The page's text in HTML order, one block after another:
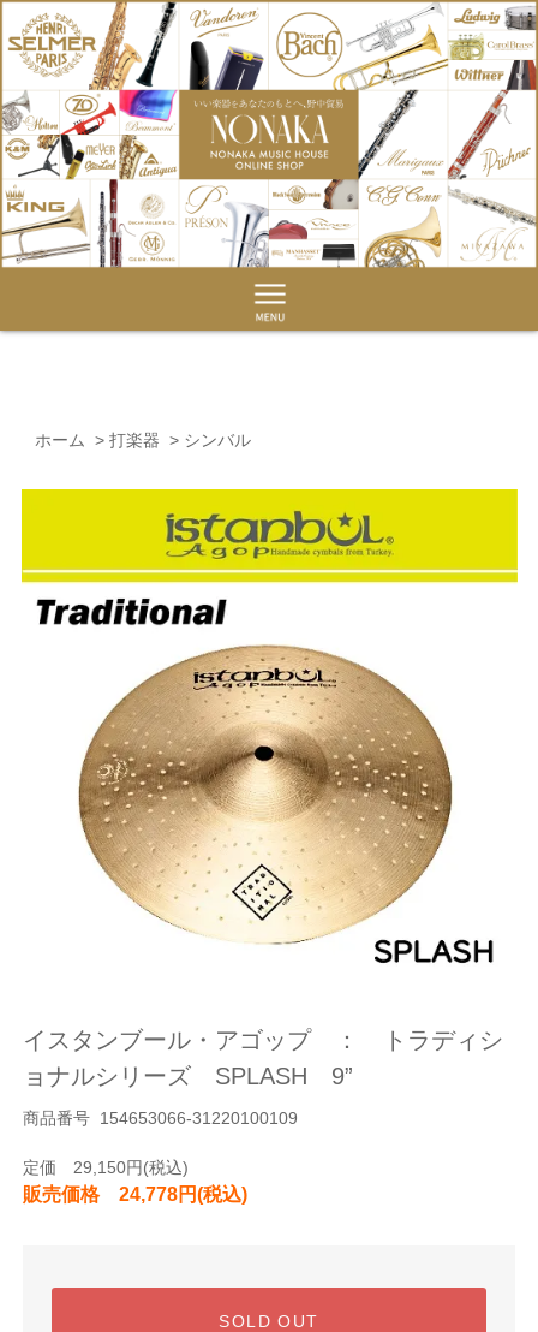
ホーム > 打楽器 > シンバル
イスタンブール・アゴップ ： トラディシ
ョナルシリーズ SPLASH 9”
商品番号 154653066-31220100109
定価 29,150円(税込)
販売価格 24,778円(税込)
SOLD OUT